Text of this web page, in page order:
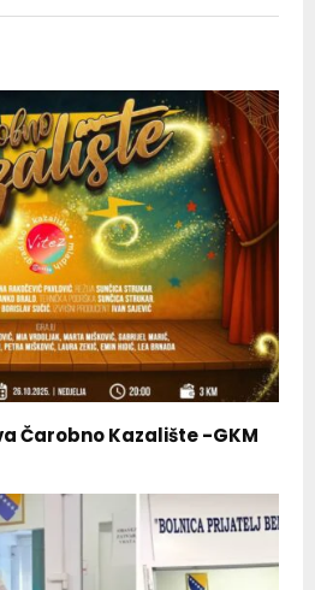
Čarobno Kazalište -GKM